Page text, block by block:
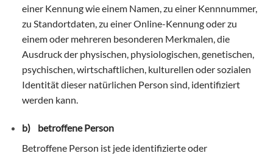
einer Kennung wie einem Namen, zu einer Kennnummer,
zu Standortdaten, zu einer Online-Kennung oder zu
einem oder mehreren besonderen Merkmalen, die
Ausdruck der physischen, physiologischen, genetischen,
psychischen, wirtschaftlichen, kulturellen oder sozialen
Identität dieser natürlichen Person sind, identifiziert
werden kann.
b) betroffene Person
Betroffene Person ist jede identifizierte oder